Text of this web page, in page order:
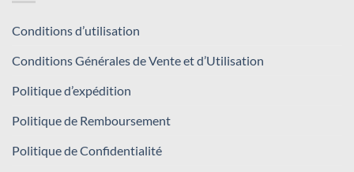
Conditions d’utilisation
Conditions Générales de Vente et d’Utilisation
Politique d’expédition
Politique de Remboursement
Politique de Confidentialité